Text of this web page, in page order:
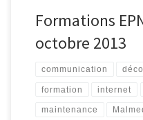
Formations
octobre 2013
communication
formation internet
maintenance